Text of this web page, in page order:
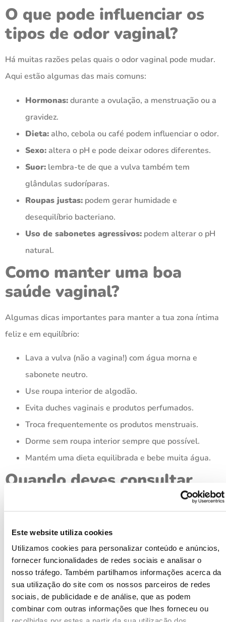
Este website utiliza cookies
Utilizamos cookies para personalizar conteúdo e anúncios,
fornecer funcionalidades de redes sociais e analisar o
nosso tráfego. Também partilhamos informações acerca da
sua utilização do site com os nossos parceiros de redes
sociais, de publicidade e de análise, que as podem
combinar com outras informações que lhes forneceu ou
O que pode influenciar os
tipos de odor vaginal?
Há muitas razões pelas quais o odor vaginal pode mudar.
Aqui estão algumas das mais comuns:
Hormonas:durante a ovulação, a menstruação ou a
gravidez.
Dieta:alho, cebola ou café podem influenciar o odor.
Sexo:altera o pH e pode deixar odores diferentes.
Suor: lembra-te de que a vulva também tem
glândulas sudoríparas.
Roupas justas: podem gerar humidade e
desequilíbrio bacteriano.
Uso de sabonetes agressivos: podem alterar o pH
natural.
Como manter uma boa
saúde vaginal?
Algumas dicas importantes para manter a tua zona íntima
feliz e em equilíbrio:
Lava a vulva (não a vagina!) com água morna e
sabonete neutro.
Use roupa interior de algodão.
Evita duches vaginais e produtos perfumados.
Troca frequentemente os produtos menstruais.
Dorme sem roupa interior sempre que possível.
Mantém uma dieta equilibrada e bebe muita água.
Quando deves consultar
Consulta o ginecologista se:
O odor for muito forte ou mudar repentinamente.
For acompanhado de comichão, ardor ou corrimento
incomum.